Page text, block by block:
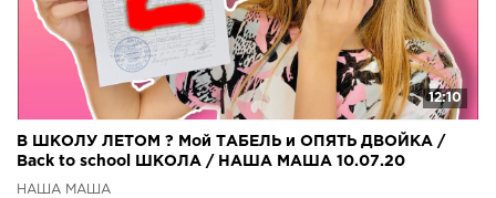
12:10
В ШКОЛУ ЛЕТОМ ? Мой ТАБЕЛЬ и ОПЯТЬ ДВОЙКА /
Back to school ШКОЛА / НАША МАША 10.07.20
НАША МАША